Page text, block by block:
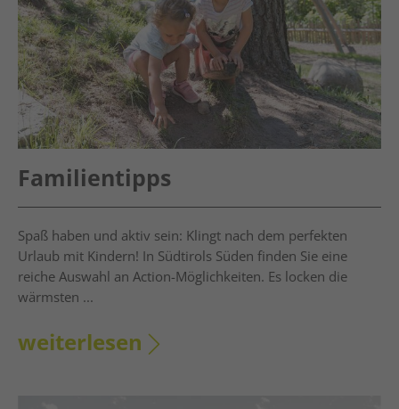
Familientipps
Spaß haben und aktiv sein: Klingt nach dem perfekten
Urlaub mit Kindern! In Südtirols Süden finden Sie eine
reiche Auswahl an Action-Möglichkeiten. Es locken die
wärmsten ...
weiterlesen